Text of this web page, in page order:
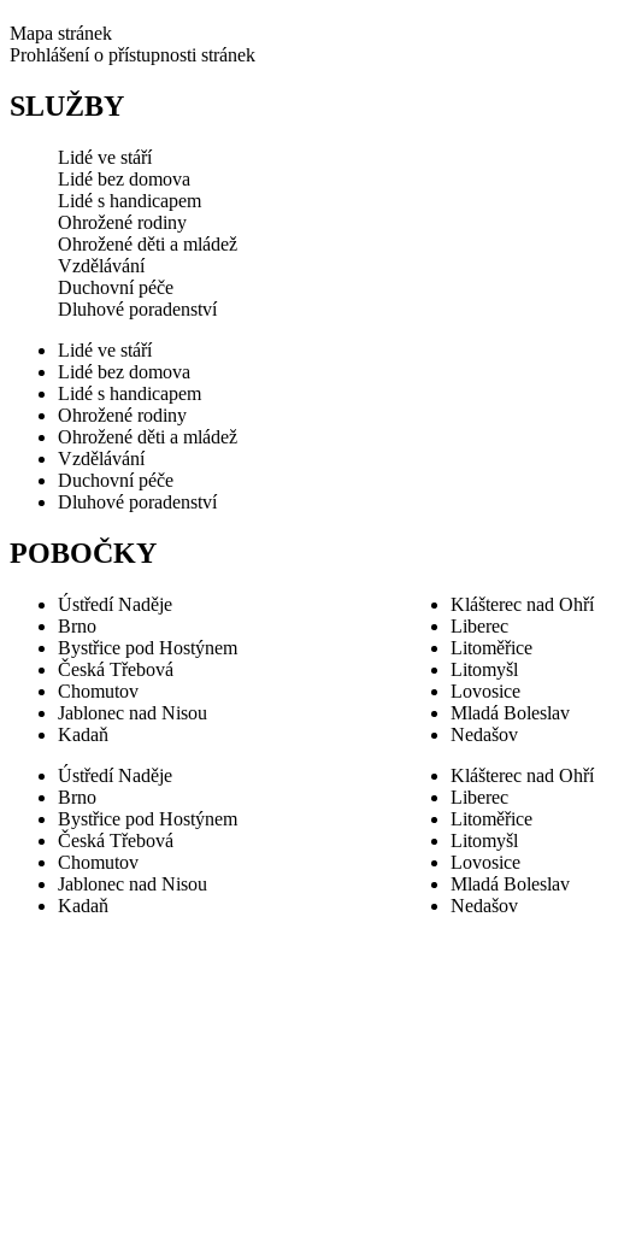
Mapa stránek
Prohlášení o přístupnosti stránek
SLUŽBY
Lidé ve stáří
Lidé bez domova
Lidé s handicapem
Ohrožené rodiny
Ohrožené děti a mládež
Vzdělávání
Duchovní péče
Dluhové poradenství
Lidé ve stáří
Lidé bez domova
Lidé s handicapem
Ohrožené rodiny
Ohrožené děti a mládež
Vzdělávání
Duchovní péče
Dluhové poradenství
POBOČKY
Ústředí Naděje
Brno
Bystřice pod Hostýnem
Česká Třebová
Chomutov
Jablonec nad Nisou
Kadaň
Klášterec nad Ohří
Liberec
Litoměřice
Litomyšl
Lovosice
Mladá Boleslav
Nedašov
Ústředí Naděje
Brno
Bystřice pod Hostýnem
Česká Třebová
Chomutov
Jablonec nad Nisou
Kadaň
Klášterec nad Ohří
Liberec
Litoměřice
Litomyšl
Lovosice
Mladá Boleslav
Nedašov